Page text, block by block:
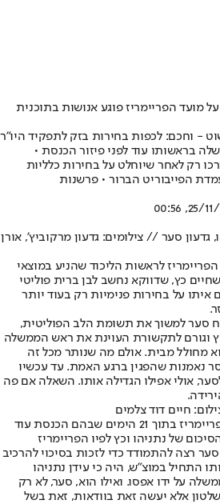
מועד הפריימריז פוגע אנושות בתוכנית
- וחכם: לכפות בחירות בזק לתפקיד היו"ר
בראשותו עוד לפני פיזור הכנסת •
רק לאחר שיוחלט על בחירות כלליות
הפייבוריט הברור • פרשנות
25/11/
גדעון סער // צילומים: גדעון מרקוביץ', אורן
לראשות הליכוד שהניע במוצאי
כץ, שדווקא נחשב לבן ברית פוליטי
איתו על בחירות פנימיות רק בעוד יותר
שעות הצליח סער למשוך את תשומת הלב הפוליטית,
וגורם לתקשורת העוינת את ראש הממשלה
מחולל מבית. אולם מה שנותר מכל זה
נאמנות שהפגין ברגע האמת. עד עכשיו
אולי אפילו הגדילה אותו. השאלה אם פה
חיים דוד צלמים
ההבדל בין הצעתו של סער לפריימריז בתוך 21 הימים שבהם הכנסת עוד
של נתניהו וכץ לפיו הפריימריז
רצה להתמודד כדי לזכות בסיכוי להרכיב
התחיל במוצ"ש, היה כי עידן נתניהו
על ידו אפסו. ואילו הוא, סער, לא רק
אלא יעשה זאת בוודאות, זאת בשל